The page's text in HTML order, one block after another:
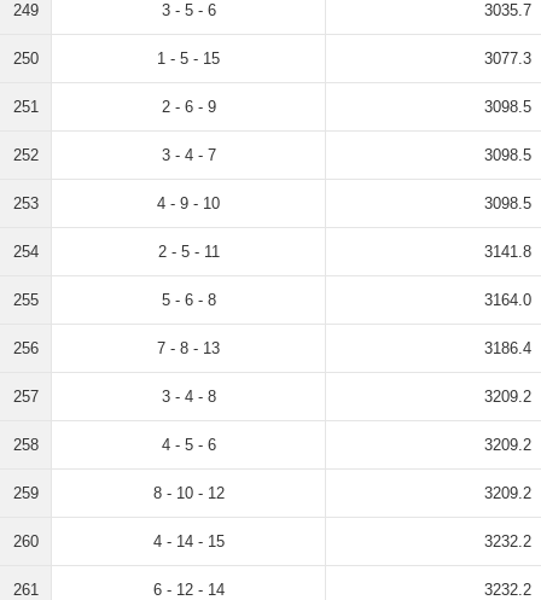
249 3 - 5 - 6 3035.7
250 1 - 5 - 15 3077.3
251 2 - 6 - 9 3098.5
252 3 - 4 - 7 3098.5
253 4 - 9 - 10 3098.5
254 2 - 5 - 11 3141.8
255 5 - 6 - 8 3164.0
256 7 - 8 - 13 3186.4
257 3 - 4 - 8 3209.2
258 4 - 5 - 6 3209.2
259 8 - 10 - 12 3209.2
260 4 - 14 - 15 3232.2
261 6 - 12 - 14 3232.2